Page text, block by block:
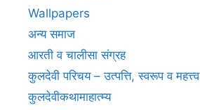
Wallpapers
अन्य समाज
आरती व चालीसा संग्रह
कुलदेवी परिचय – उत्पत्ति, स्वरूप व महत्त्व
कुलदेवीकथामाहात्म्य